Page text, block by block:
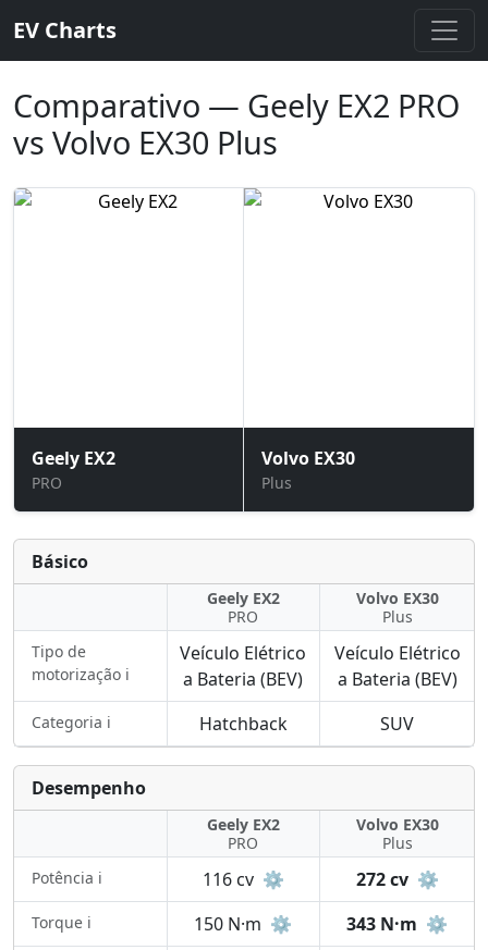
EV Charts
Comparativo — Geely EX2 PRO
vs Volvo EX30 Plus
Geely EX2
PRO
Volvo EX30
Plus
Básico
Geely EX2
PRO
Volvo EX30
Plus
Tipo de
motorização ℹ️
Veículo Elétrico
a Bateria (BEV)
Veículo Elétrico
a Bateria (BEV)
Categoria ℹ️ Hatchback SUV
Desempenho
Geely EX2
PRO
Volvo EX30
Plus
Potência ℹ️
116 cv ⚙️ 272 cv ⚙️
Torque ℹ️ 150 N·m ⚙️ 343 N·m ⚙️